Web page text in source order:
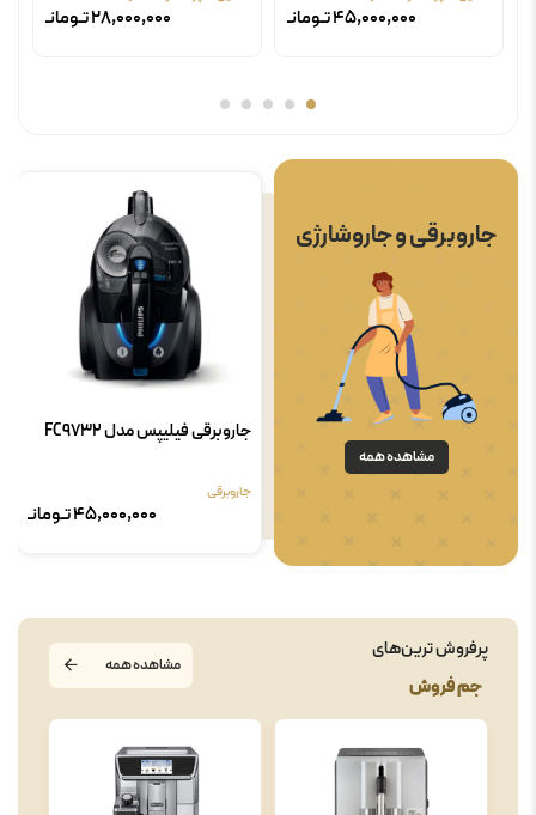
45,000,000 تـومانـ 28,000,000 تـومانـ
جاروبرقی و جاروشارژی
مشاهده همه
جاروبرقی فیلیپس مدل FC9732
جاروبرقی
45,000,000 تـومانـ
پرفروش ترین‌های
جم فروش
مشاهده همه